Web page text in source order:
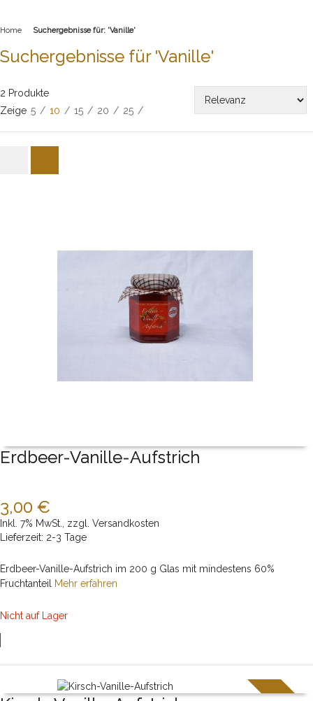
Home Suchergebnisse für: 'Vanille'
Suchergebnisse für 'Vanille'
2 Produkte
Zeige 5 / 10 / 15 / 20 / 25 /
Erdbeer-Vanille-Aufstrich
3,00 €
Inkl. 7% MwSt., zzgl. Versandkosten
Lieferzeit: 2-3 Tage
Erdbeer-Vanille-Aufstrich im 200 g Glas mit mindestens 60%
Fruchtanteil Mehr erfahren
Nicht auf Lager